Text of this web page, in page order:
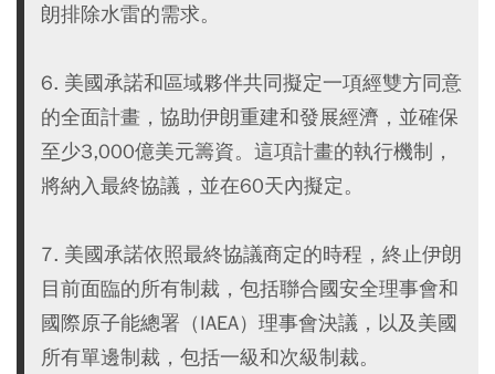
朗排除水雷的需求。
6. 美國承諾和區域夥伴共同擬定一項經雙方同意
的全面計畫，協助伊朗重建和發展經濟，並確保
至少3,000億美元籌資。這項計畫的執行機制，
將納入最終協議，並在60天內擬定。
7. 美國承諾依照最終協議商定的時程，終止伊朗
目前面臨的所有制裁，包括聯合國安全理事會和
國際原子能總署（IAEA）理事會決議，以及美國
所有單邊制裁，包括一級和次級制裁。